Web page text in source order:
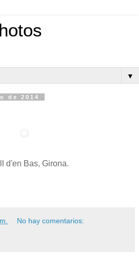
▼
de 2014
d'en Bas, Girona.
No hay comentarios: